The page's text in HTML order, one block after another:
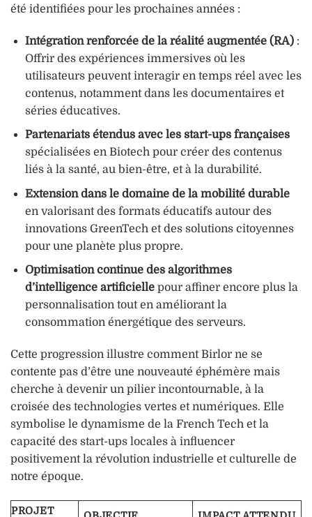
été identifiées pour les prochaines années :
Intégration renforcée de la réalité augmentée (RA):
Offrir des expériences immersives où les
utilisateurs peuvent interagir en temps réel avec les
contenus, notamment dans les documentaires et
séries éducatives.
Partenariats étendus avec les start-ups françaises
spécialisées en Biotech pour créer des contenus
liés à la santé, au bien-être, et à la durabilité.
Extension dans le domaine de la mobilité durable
en valorisant des formats éducatifs autour des
innovations GreenTech et des solutions citoyennes
pour une planète plus propre.
Optimisation continue des algorithmes
d’intelligence artificiellepour affiner encore plus la
personnalisation tout en améliorant la
consommation énergétique des serveurs.
Cette progression illustre comment Birlor ne se
contente pas d’être une nouveauté éphémère mais
cherche à devenir un pilier incontournable, à la
croisée des technologies vertes et numériques. Elle
symbolise le dynamisme de la French Tech et la
capacité des start-ups locales à influencer
positivement la révolution industrielle et culturelle de
notre époque.
PROJET